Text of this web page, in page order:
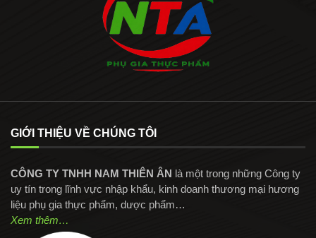
GIỚI THIỆU VỀ CHÚNG TÔI
CÔNG TY TNHH NAM THIÊN ÂN là một trong những Công ty
uy tín trong lĩnh vực nhập khẩu, kinh doanh thương mại hương
liệu phụ gia thực phẩm, dược phẩm…
Xem thêm…